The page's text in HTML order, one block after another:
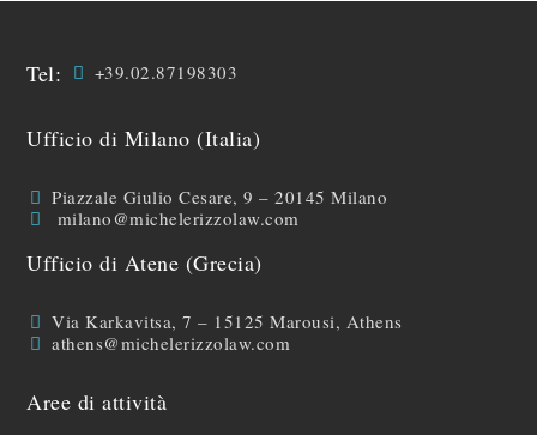
Tel: +39.02.87198303
Ufficio di Milano (Italia)
Piazzale Giulio Cesare, 9 – 20145 Milano
milano@michelerizzolaw.com
Ufficio di Atene (Grecia)
Via Karkavitsa, 7 – 15125 Marousi, Athens
athens@michelerizzolaw.com
Aree di attività